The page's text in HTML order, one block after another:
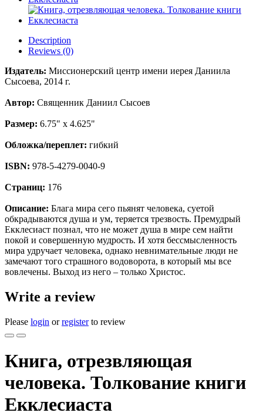
Description
Reviews (0)
Издатель: Миссионерский центр имени иерея Даниила
Сысоева, 2014 г.
Автор: Священник Даниил Сысоев
Размер: 6.75" x 4.625"
Обложка/переплет: гибкий
ISBN: 978-5-4279-0040-9
Страниц: 176
Описание: Блага мира сего пьянят человека, суетой
обкрадываются душа и ум, теряется трезвость. Премудрый
Екклесиаст познал, что не может душа в мире сем найти
покой и совершенную мудрость. И хотя бессмысленность
мира удручает человека, однако невнимательные люди не
замечают того страшного водоворота, в который мы все
вовлечены. Выход из него – только Христос.
Write a review
Please login orregisterto review
Книга, отрезвляющая
человека. Толкование книги
Екклесиаста